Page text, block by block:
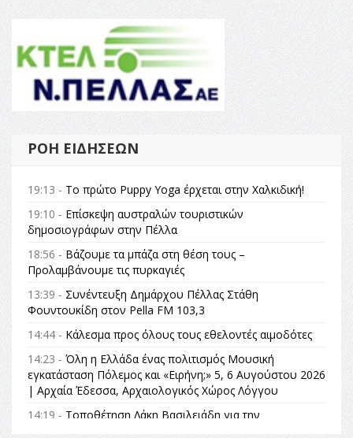
ΡΟΉ ΕΙΔΉΣΕΩΝ
19:13 - Το πρώτο Puppy Yoga έρχεται στην Χαλκιδική!
19:10 - Επίσκεψη αυστραλών τουριστικών
δημοσιογράφων στην Πέλλα
18:56 - Βάζουμε τα μπάζα στη θέση τους –
Προλαμβάνουμε τις πυρκαγιές
13:39 - Συνέντευξη Δημάρχου Πέλλας Στάθη
Φουντουκίδη στον Pella FM 103,3
14:44 - Κάλεσμα προς όλους τους εθελοντές αιμοδότες
14:23 - Όλη η Ελλάδα ένας πολιτισμός Μουσική
εγκατάσταση Πόλεμος και «Ειρήνη;» 5, 6 Αυγούστου 2026
| Αρχαία Έδεσσα, Αρχαιολογικός Χώρος Λόγγου
14:19 - Τοποθέτηση Λάκη Βασιλειάδη για την
Αναθεώρηση του Συντάγματος: «Σε τέτοιες κορυφαίες